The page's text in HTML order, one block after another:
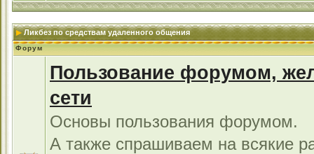
Ликбез по средствам удаленного общения
Форум
Пользование форумом,
сети
Основы пользования форумом.
А также спрашиваем на всякие